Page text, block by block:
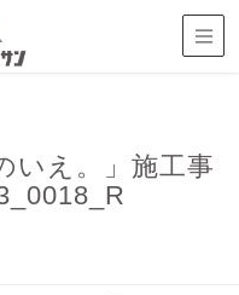
いえ。」施工事